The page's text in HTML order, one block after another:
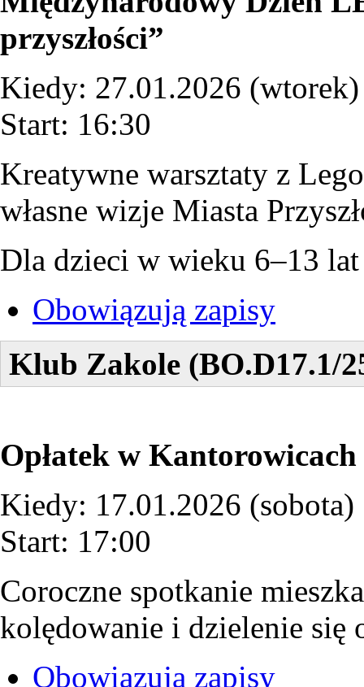
przyszłości”
Kiedy: 27.01.2026 (wtorek)
Start: 16:30
Kreatywne warsztaty z
własne wizje Miasta
Dla dzieci w wieku 6–13 lat
Obowiązują zapisy
Klub Zakole (BO.D17.1/
Opłatek w Kantorowicach
Kiedy: 17.01.2026 (sobota)
Start: 17:00
Coroczne spotkanie
kolędowanie i dzielenie się
Obowiązują zapisy